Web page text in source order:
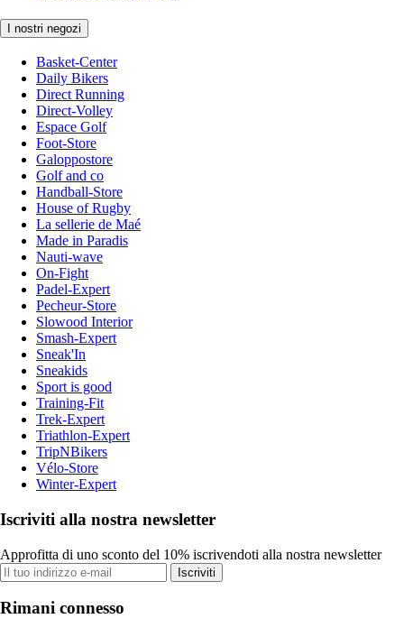
I nostri negozi
Basket-Center
Daily Bikers
Direct Running
Direct-Volley
Espace Golf
Foot-Store
Galoppostore
Golf and co
Handball-Store
House of Rugby
La sellerie de Maé
Made in Paradis
Nauti-wave
On-Fight
Padel-Expert
Pecheur-Store
Slowood Interior
Smash-Expert
Sneak'In
Sneakids
Sport is good
Training-Fit
Trek-Expert
Triathlon-Expert
TripNBikers
Vélo-Store
Winter-Expert
Iscriviti alla nostra newsletter
Approfitta di uno sconto del 10% iscrivendoti alla nostra newsletter
Iscriviti
Rimani connesso